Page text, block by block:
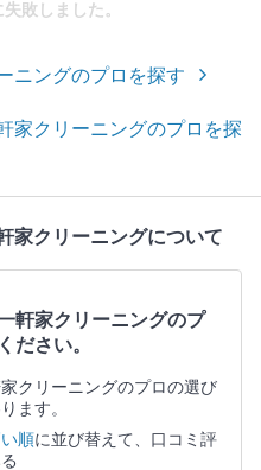
敗しました。
ニングのプロを探す
家クリーニングのプロを探
家クリーニングについて
軒家クリーニングのプ
ださい。
クリーニングのプロの選び
ます。
順に並び替えて、口コミ評